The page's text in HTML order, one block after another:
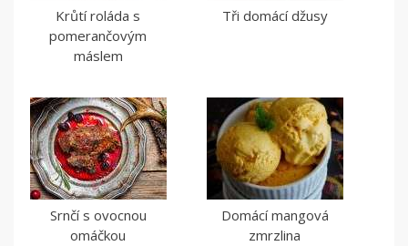
Krůtí roláda s
pomerančovým
máslem
Tři domácí džusy
Srnčí s ovocnou
omáčkou
Domácí mangová
zmrzlina